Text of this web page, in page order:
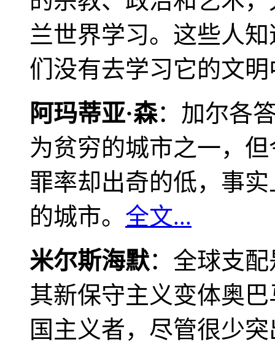
兰世界学习。这些人
们没有去学习它的文
阿玛蒂亚·森：加尔各
为贫穷的城市之一，
罪率却出奇的低，事
的城市。 全文...
米尔斯海默：全球支
其新保守主义变体奥
国主义者，尽管很少